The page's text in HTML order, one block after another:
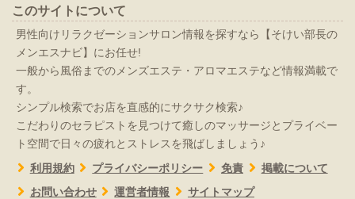
このサイトについて
男性向けリラクゼーションサロン情報を探すなら【そけい部長の
メンエスナビ】にお任せ!
一般から風俗までのメンズエステ・アロマエステなど情報満載で
す。
シンプル検索でお店を直感的にサクサク検索♪
こだわりのセラピストを見つけて癒しのマッサージとプライベー
ト空間で日々の疲れとストレスを飛ばしましょう♪
利用規約 プライバシーポリシー 免責
掲載について
お問い合わせ
運営者情報 サイトマップ